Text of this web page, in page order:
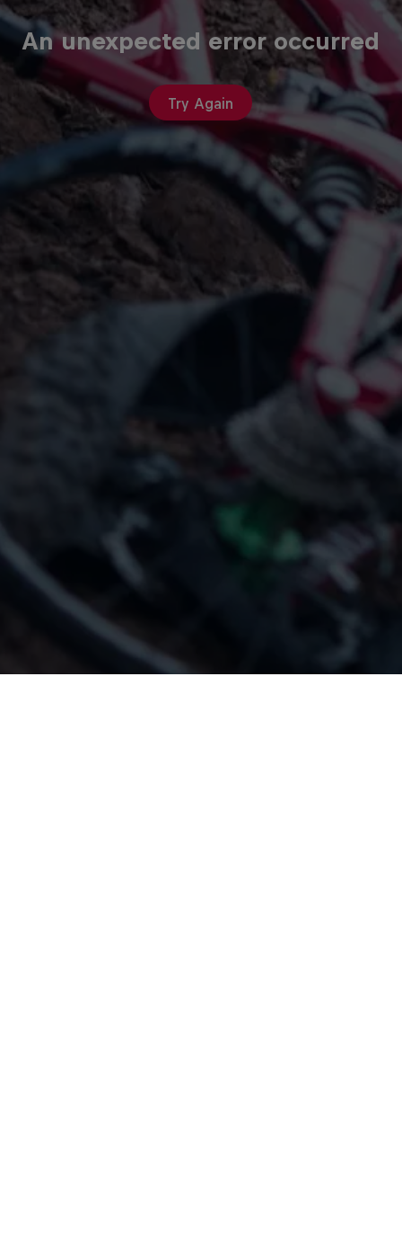
An unexpected error occurred
Try Again